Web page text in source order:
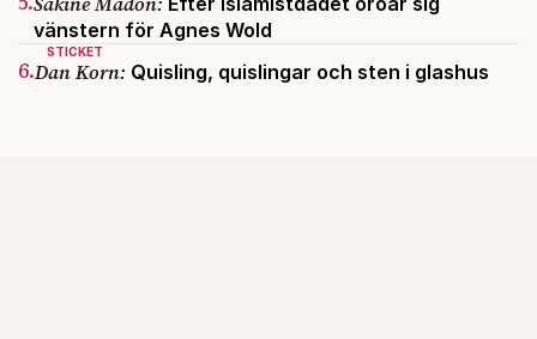
vänstern för Agnes Wold
STICKET
6.Dan Korn: Quisling, quislingar och sten i glashus